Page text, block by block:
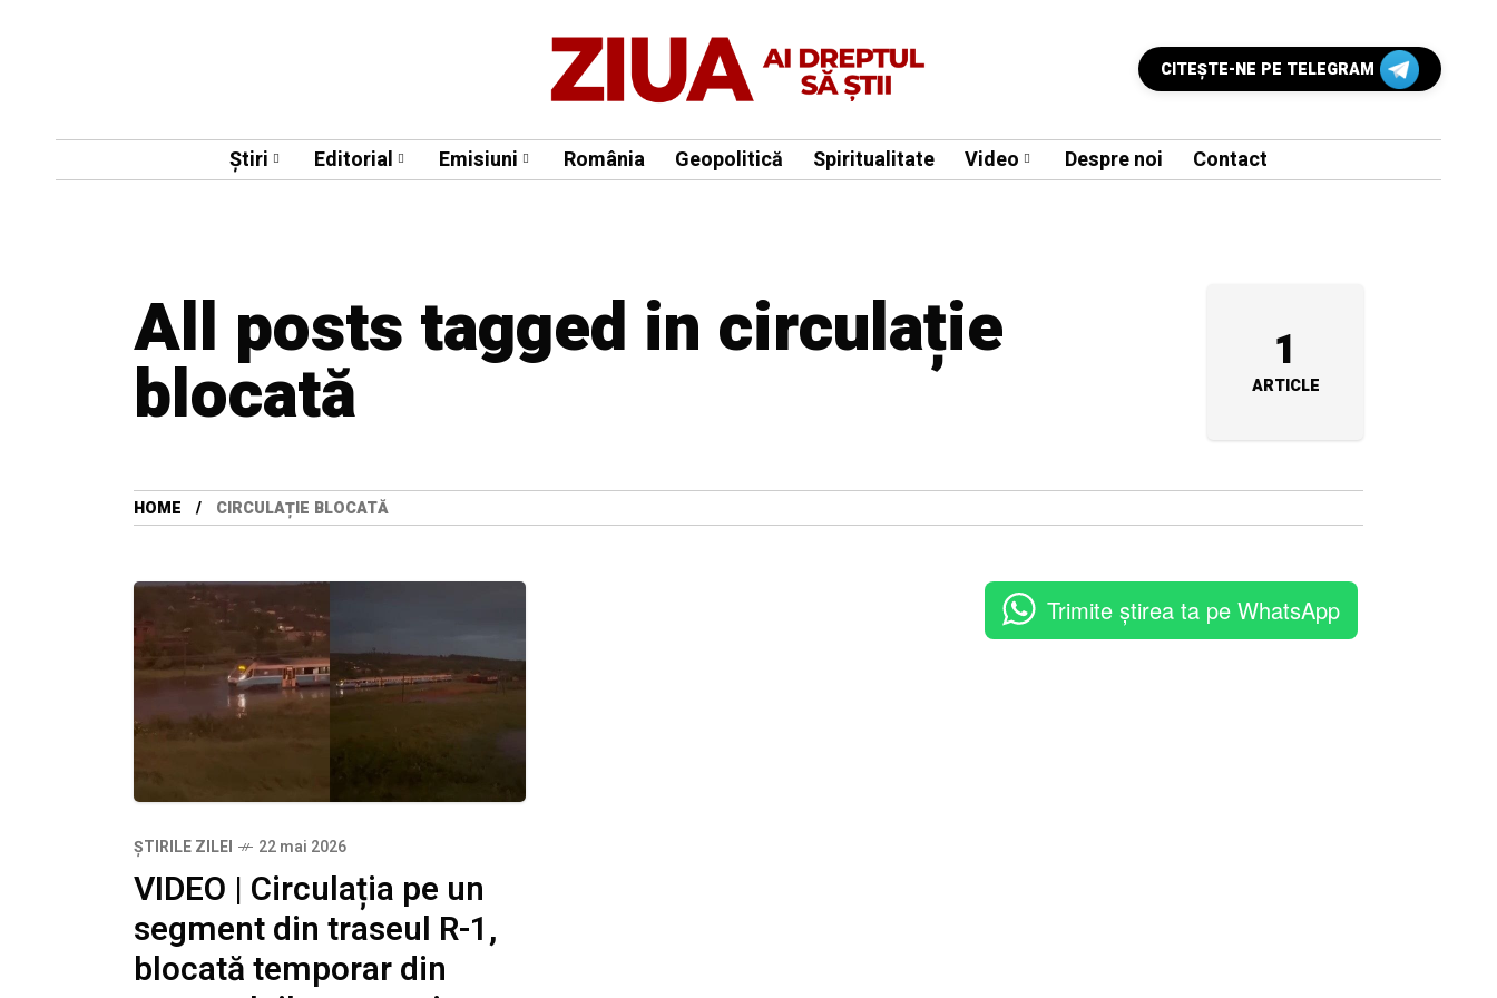
CITEŞTE-NE PE TELEGRAM
Știri Editorial Emisiuni România Geopolitică Spiritualitate Video Despre noi Contact
All posts tagged in circulație
blocată 1
ARTICLE
HOME CIRCULAȚIE BLOCATĂ
ȘTIRILE ZILEI 22 mai 2026
VIDEO | Circulația pe un
segment din traseul R-1,
blocată temporar din
Trimite știrea ta pe WhatsApp